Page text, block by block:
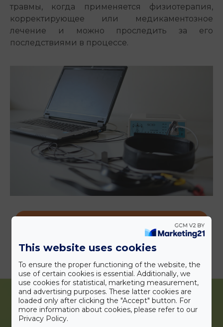
травмы, когда применяется физиотерапия,
корректирующее или медикаментозное
лечение и можно проследить за его
последствиями в процессе.
ЦЕНЫ
This website uses cookies
To ensure the proper functioning of the website, the
use of certain cookies is essential. Additionally, we
use cookies for statistical, marketing measurement,
and advertising purposes. These latter cookies are
loaded only after clicking the "Accept" button. For
more information about cookies, please refer to our
Privacy Policy.